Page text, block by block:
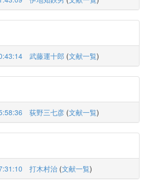
武藤運十郎 (文献一覧)
荻野三七彦 (文献一覧)
打木村治 (文献一覧)